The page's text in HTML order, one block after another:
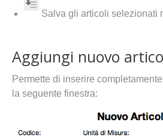
Salva gli articoli selezionati
Aggiungi nuovo
Permette di inserire
la seguente finestra: